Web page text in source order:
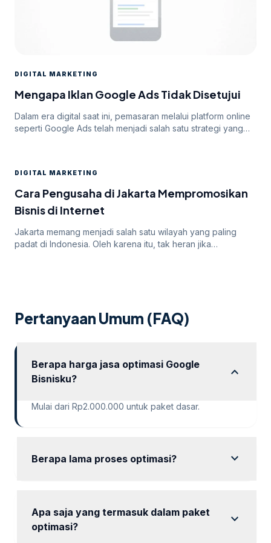
DIGITAL MARKETING
Mengapa Iklan Google Ads Tidak Disetujui
Dalam era digital saat ini, pemasaran melalui platform online
seperti Google Ads telah menjadi salah satu strategi yang
menghadapi tantangan dalam mendapatkan persetujuan
iklan mereka. Dalam artikel ini, kita akan membahas
mengapa […]
DIGITAL MARKETING
Cara Pengusaha di Jakarta Mempromosikan
Bisnis di Internet
Jakarta memang menjadi salah satu wilayah yang paling
padat di Indonesia. Oleh karena itu, tak heran jika
cukup? Atau […]
Pertanyaan Umum (FAQ)
Berapa harga jasa optimasi Google
Bisnisku?
expand_more
Mulai dari Rp2.000.000 untuk paket dasar.
Berapa lama proses optimasi? expand_more
Apa saja yang termasuk dalam paket
optimasi?
expand_more